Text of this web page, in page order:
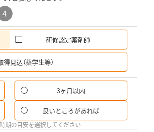
4
研修認定薬剤師
見込（薬学生等）
3ヶ月以内
良いところがあれば
期の目安を選択してください